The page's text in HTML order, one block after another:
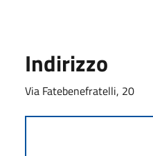
Indirizzo
Via Fatebenefratelli, 20